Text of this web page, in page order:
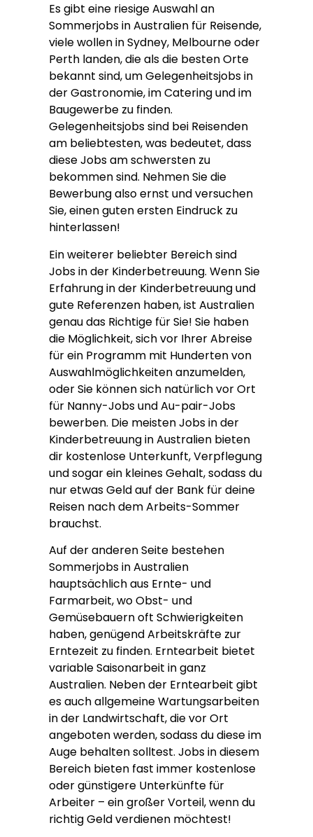
Es gibt eine riesige Auswahl an
Sommerjobs in Australien für Reisende,
viele wollen in Sydney, Melbourne oder
Perth landen, die als die besten Orte
bekannt sind, um Gelegenheitsjobs in
der Gastronomie, im Catering und im
Baugewerbe zu finden.
Gelegenheitsjobs sind bei Reisenden
am beliebtesten, was bedeutet, dass
diese Jobs am schwersten zu
bekommen sind. Nehmen Sie die
Bewerbung also ernst und versuchen
Sie, einen guten ersten Eindruck zu
hinterlassen!
Ein weiterer beliebter Bereich sind
Jobs in der Kinderbetreuung. Wenn Sie
Erfahrung in der Kinderbetreuung und
gute Referenzen haben, ist Australien
genau das Richtige für Sie! Sie haben
die Möglichkeit, sich vor Ihrer Abreise
für ein Programm mit Hunderten von
Auswahlmöglichkeiten anzumelden,
oder Sie können sich natürlich vor Ort
für Nanny-Jobs und Au-pair-Jobs
bewerben. Die meisten Jobs in der
Kinderbetreuung in Australien bieten
dir kostenlose Unterkunft, Verpflegung
und sogar ein kleines Gehalt, sodass du
nur etwas Geld auf der Bank für deine
Reisen nach dem Arbeits-Sommer
brauchst.
Auf der anderen Seite bestehen
Sommerjobs in Australien
hauptsächlich aus Ernte- und
Farmarbeit, wo Obst- und
Gemüsebauern oft Schwierigkeiten
haben, genügend Arbeitskräfte zur
Erntezeit zu finden. Erntearbeit bietet
variable Saisonarbeit in ganz
Australien. Neben der Erntearbeit gibt
es auch allgemeine Wartungsarbeiten
in der Landwirtschaft, die vor Ort
angeboten werden, sodass du diese im
Auge behalten solltest. Jobs in diesem
Bereich bieten fast immer kostenlose
oder günstigere Unterkünfte für
Arbeiter – ein großer Vorteil, wenn du
richtig Geld verdienen möchtest!